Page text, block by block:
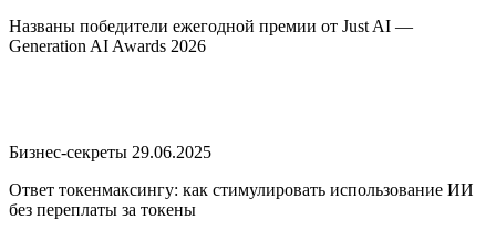
Названы победители ежегодной премии от Just AI —
Generation AI Awards 2026
Бизнес-секреты 29.06.2025
Ответ токенмаксингу: как стимулировать использование ИИ
без переплаты за токены